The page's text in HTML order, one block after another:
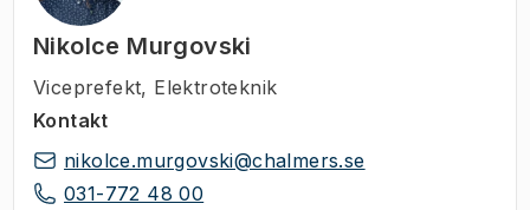
Nikolce Murgovski
Viceprefekt, Elektroteknik
Kontakt
nikolce.murgovski@chalmers.se
031-772 48 00